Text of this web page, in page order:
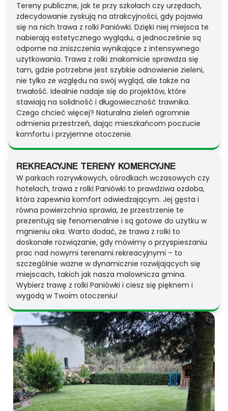
Tereny publiczne, jak te przy szkołach czy urzędach,
zdecydowanie zyskują na atrakcyjności, gdy pojawia
się na nich trawa z rolki Paniówki. Dzięki niej miejsca te
nabierają estetycznego wyglądu, a jednocześnie są
odporne na zniszczenia wynikające z intensywnego
użytkowania. Trawa z rolki znakomicie sprawdza się
tam, gdzie potrzebne jest szybkie odnowienie zieleni,
nie tylko ze względu na swój wygląd, ale także na
trwałość. Idealnie nadaje się do projektów, które
stawiają na solidność i długowieczność trawnika.
Czego chcieć więcej? Naturalna zieleń ogromnie
odmienia przestrzeń, dając mieszkańcom poczucie
komfortu i przyjemne otoczenie.
REKREACYJNE TERENY KOMERCYJNE
W parkach rozrywkowych, ośrodkach wczasowych czy
hotelach, trawa z rolki Paniówki to prawdziwa ozdoba,
która zapewnia komfort odwiedzającym. Jej gęsta i
równa powierzchnia sprawia, że przestrzenie te
prezentują się fenomenalnie i są gotowe do użytku w
mgnieniu oka. Warto dodać, że trawa z rolki to
doskonałe rozwiązanie, gdy mówimy o przyspieszaniu
prac nad nowymi terenami rekreacyjnymi – to
szczególnie ważne w dynamicznie rozwijających się
miejscach, takich jak nasza malownicza gmina.
Wybierz trawę z rolki Paniówki i ciesz się pięknem i
wygodą w Twoim otoczeniu!